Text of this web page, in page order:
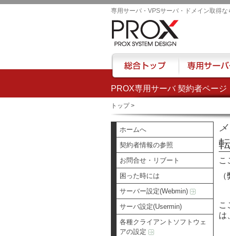
PROX専用サーバ 契約者ページ
専用サーバ・VPSサーバ・ドメイン取得
トップ>
ホームへ
契約者情報の参照
お問合せ・リブート
困った時には
サーバー設定(Webmin)
サーバ設定(Usermin)
各種クライアントソフトウェ
アの設定
こ
こ
は
総合トップ 専用サーバー